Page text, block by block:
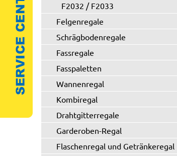
F2032 / F2033
Felgenregale
Schrägbodenregale
Fassregale
Fasspaletten
Wannenregal
Kombiregal
Drahtgitterregale
Garderoben-Regal
Flaschenregal und Getränkeregal